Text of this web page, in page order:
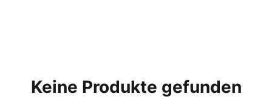
Keine Produkte gefunden